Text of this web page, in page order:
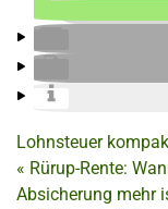
Lohnsteuer
« Rürup-Rente:
Absicherung mehr